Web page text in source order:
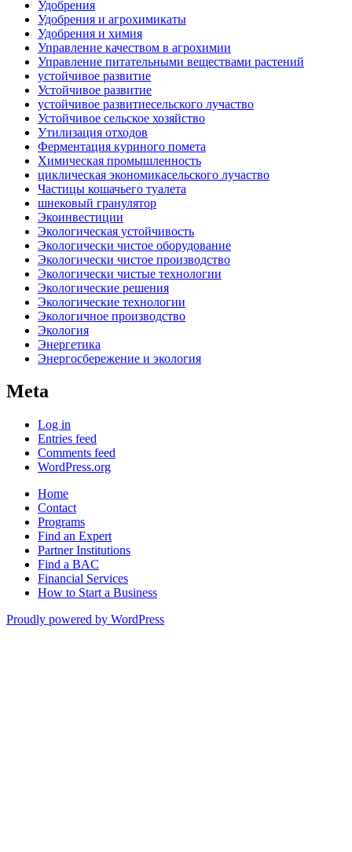
Удобрения
Удобрения и агрохимикаты
Удобрения и химия
Управление качеством в агрохимии
Управление питательными веществами растений
устойчивое развитие
Устойчивое развитие
устойчивое развитиесельского лучаство
Устойчивое сельское хозяйство
Утилизация отходов
Ферментация куриного помета
Химическая промышленность
циклическая экономикасельского лучаство
Частицы кошачьего туалета
шнековый гранулятор
Экоинвестиции
Экологическая устойчивость
Экологически чистое оборудование
Экологически чистое производство
Экологически чистые технологии
Экологические решения
Экологические технологии
Экологичное производство
Экология
Энергетика
Энергосбережение и экология
Meta
Log in
Entries feed
Comments feed
WordPress.org
Home
Contact
Programs
Find an Expert
Partner Institutions
Find a BAC
Financial Services
How to Start a Business
Proudly powered by WordPress